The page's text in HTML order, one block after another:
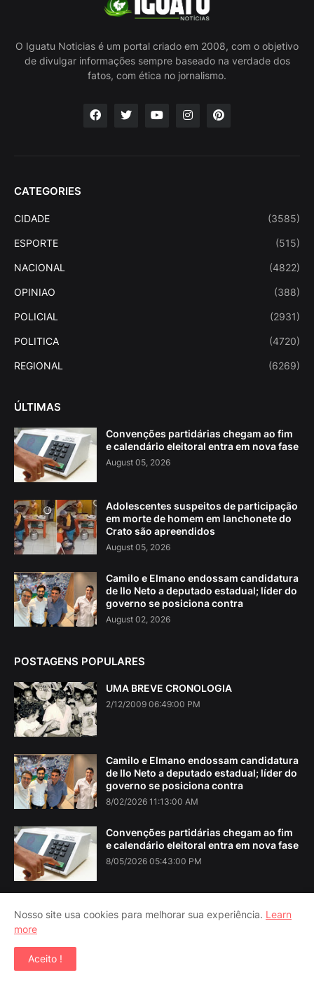
O Iguatu Noticias é um portal criado em 2008, com o objetivo
de divulgar informações sempre baseado na verdade dos
fatos, com ética no jornalismo.
CATEGORIES
CIDADE (3585)
ESPORTE (515)
NACIONAL (4822)
OPINIAO (388)
POLICIAL (2931)
POLITICA (4720)
REGIONAL (6269)
ÚLTIMAS
Convenções partidárias chegam ao fim
e calendário eleitoral entra em nova fase
August 05, 2026
Adolescentes suspeitos de participação
em morte de homem em lanchonete do
Crato são apreendidos
August 05, 2026
Camilo e Elmano endossam candidatura
de Ilo Neto a deputado estadual; líder do
governo se posiciona contra
August 02, 2026
POSTAGENS POPULARES
UMA BREVE CRONOLOGIA
2/12/2009 06:49:00 PM
Camilo e Elmano endossam candidatura
de Ilo Neto a deputado estadual; líder do
governo se posiciona contra
8/02/2026 11:13:00 AM
Convenções partidárias chegam ao fim
e calendário eleitoral entra em nova fase
8/05/2026 05:43:00 PM
Nosso site usa cookies para melhorar sua experiência. Learn
more
Aceito !